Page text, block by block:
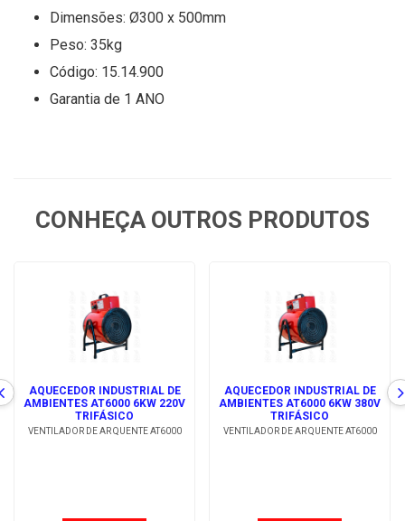
Dimensões: Ø300 x 500mm
Peso: 35kg
Código: 15.14.900
Garantia de 1 ANO
CONHEÇA OUTROS PRODUTOS
AQUECEDOR INDUSTRIAL DE
AMBIENTES AT6000 6KW 220V
TRIFÁSICO
VENTILADOR DE AR QUENTE AT6000
AQUECEDOR INDUSTRIAL DE
AMBIENTES AT6000 6KW 380V
TRIFÁSICO
VENTILADOR DE AR QUENTE AT6000